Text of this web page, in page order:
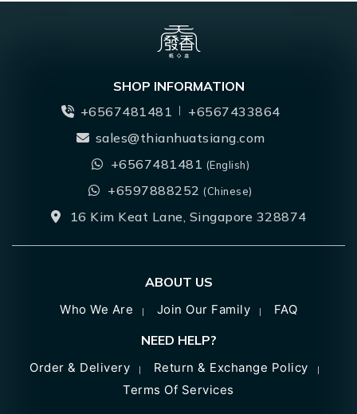
SHOP INFORMATION
+6567481481
+6567433864
sales@thianhuatsiang.com
+6567481481 (English)
+6597888252(Chinese)
16 Kim Keat Lane, Singapore 328874
ABOUT US
Who We Are Join Our Family FAQ
NEED HELP?
Order & Delivery
Return & Exchange Policy
Terms Of Services